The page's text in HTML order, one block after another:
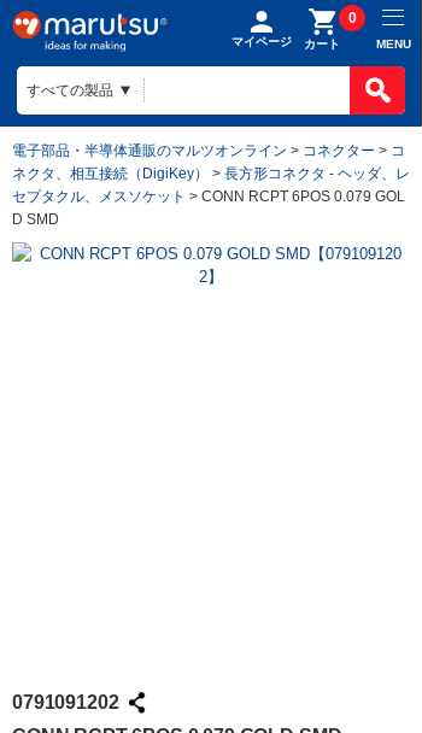
マイページ カート
0
MENU
電子部品・半導体通販のマルツオンライン > コネクター > コ
ネクタ、相互接続（DigiKey）
> 長方形コネクタ - ヘッダ、レ
セプタクル、メスソケット > CONN RCPT 6POS 0.079 GOL
D SMD
0791091202